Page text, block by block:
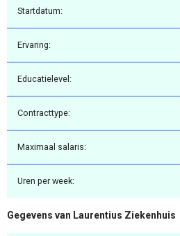
Startdatum:
Ervaring:
Educatielevel:
Contracttype:
Maximaal salaris:
Uren per week:
Gegevens van Laurentius Ziekenhuis